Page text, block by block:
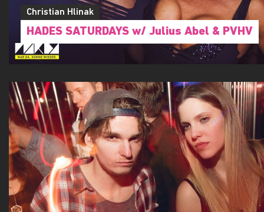
Christian Hlinak
HADES SATURDAYS w/ Julius Abel & PVHV